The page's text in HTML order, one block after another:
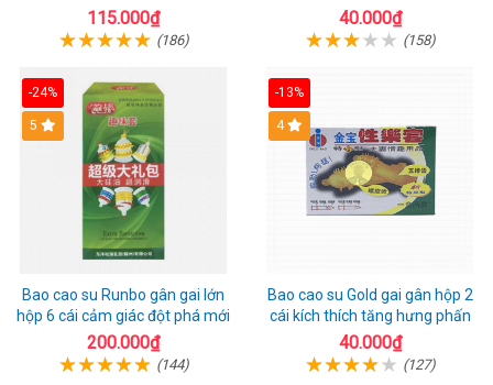
1 riêng
115.000₫
(186)
40.000₫
(158)
-24%
Hot
5
Bao cao su Runbo gân gai lớn
hộp 6 cái cảm giác đột phá mới
200.000₫
(144)
-13%
Hot
4
Bao cao su Gold gai gân hộp 2
cái kích thích tăng hưng phấn
40.000₫
(127)